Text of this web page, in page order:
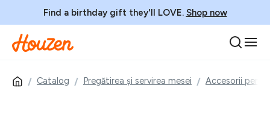
Find a birthday gift they'll LOVE. Shop now
Catalog Pregătirea și servirea mesei Accesorii